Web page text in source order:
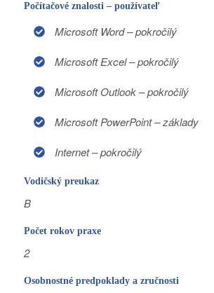
Počítačové znalosti – používateľ
Microsoft Word – pokročilý
Microsoft Excel – pokročilý
Microsoft Outlook – pokročilý
Microsoft PowerPoint – základy
Internet – pokročilý
Vodičský preukaz
B
Počet rokov praxe
2
Osobnostné predpoklady a zručnosti